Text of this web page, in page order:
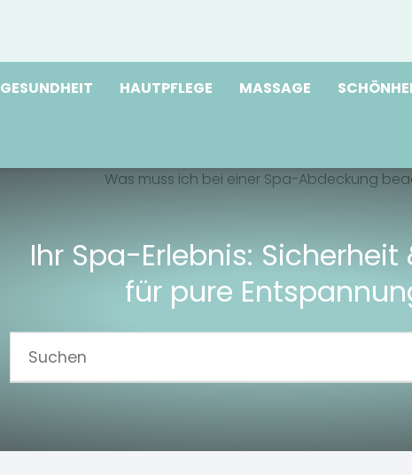
GESUNDHEIT HAUTPFLEGE MASSAGE
Ihr Spa-Erlebnis: Sicherheit
für pure